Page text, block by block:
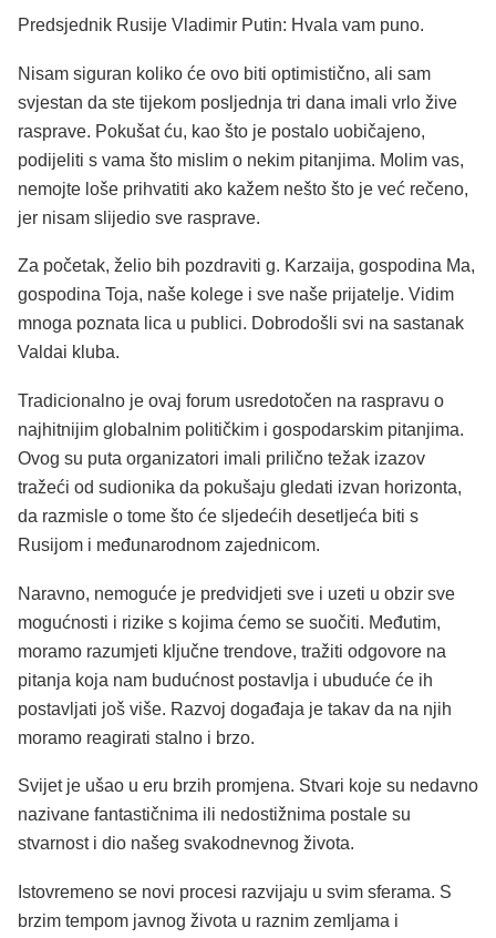
Predsjednik Rusije Vladimir Putin: Hvala vam puno.
Nisam siguran koliko će ovo biti optimistično, ali sam
svjestan da ste tijekom posljednja tri dana imali vrlo žive
rasprave. Pokušat ću, kao što je postalo uobičajeno,
podijeliti s vama što mislim o nekim pitanjima. Molim vas,
nemojte loše prihvatiti ako kažem nešto što je već rečeno,
jer nisam slijedio sve rasprave.
Za početak, želio bih pozdraviti g. Karzaija, gospodina Ma,
gospodina Toja, naše kolege i sve naše prijatelje. Vidim
mnoga poznata lica u publici. Dobrodošli svi na sastanak
Valdai kluba.
Tradicionalno je ovaj forum usredotočen na raspravu o
najhitnijim globalnim političkim i gospodarskim pitanjima.
Ovog su puta organizatori imali prilično težak izazov
tražeći od sudionika da pokušaju gledati izvan horizonta,
da razmisle o tome što će sljedećih desetljeća biti s
Rusijom i međunarodnom zajednicom.
Naravno, nemoguće je predvidjeti sve i uzeti u obzir sve
mogućnosti i rizike s kojima ćemo se suočiti. Međutim,
moramo razumjeti ključne trendove, tražiti odgovore na
pitanja koja nam budućnost postavlja i ubuduće će ih
postavljati još više. Razvoj događaja je takav da na njih
moramo reagirati stalno i brzo.
Svijet je ušao u eru brzih promjena. Stvari koje su nedavno
nazivane fantastičnima ili nedostižnima postale su
stvarnost i dio našeg svakodnevnog života.
Istovremeno se novi procesi razvijaju u svim sferama. S
brzim tempom javnog života u raznim zemljama i